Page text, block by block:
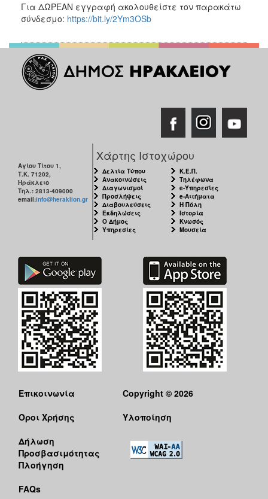
Για ΔΩΡΕΑΝ εγγραφή ακολουθείστε τον παρακάτω
σύνδεσμο: https://bit.ly/2Ym3OSb
Αγίου Τίτου 1,
Τ.Κ. 71202,
Ηράκλειο
Τηλ.: 2813-409000
email:info@heraklion.gr
Χάρτης Ιστοχώρου
Δελτία Τύπου
Ανακοινώσεις
Διαγωνισμοί
Προσλήψεις
Διαβουλεύσεις
Εκδηλώσεις
Ο Δήμος
Υπηρεσίες
Κ.Ε.Π.
Τηλέφωνα
e-Υπηρεσίες
e-Αιτήματα
Η Πόλη
Ιστορία
Κνωσός
Μουσεία
Επικοινωνία
Όροι Χρήσης
Δήλωση
Προσβασιμότητας
Πλοήγηση
FAQs
Copyright © 2026
Υλοποίηση